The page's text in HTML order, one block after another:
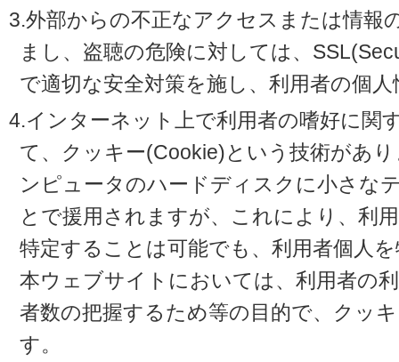
3.外部からの不正なアクセスまたは情報
まし、盗聴の危険に対しては、
で適切な安全対策を施し、利用者の個
4.インターネット上で利用者の嗜好に関
て、クッキー(Cookie)という技術があ
ンピュータのハードディスクに小さな
とで援用されますが、これにより、利
特定することは可能でも、利用者個人
本ウェブサイトにおいては、利用者の
者数の把握するため等の目的で、クッ
す。